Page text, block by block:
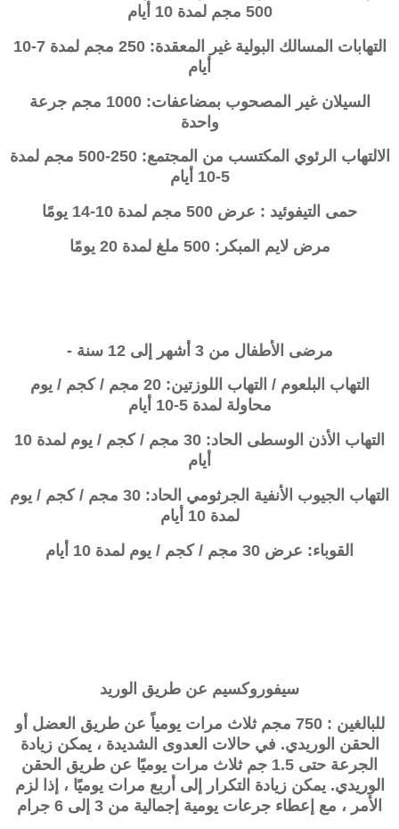
500 مجم لمدة 10 أيام
التهابات المسالك البولية غير المعقدة: 250 مجم لمدة 7-10
أيام
السيلان غير المصحوب بمضاعفات: 1000 مجم جرعة
واحدة
الالتهاب الرئوي المكتسب من المجتمع: 250-500 مجم لمدة
5-10 أيام
حمى التيفوئيد : عرض 500 مجم لمدة 10-14 يومًا
مرض لايم المبكر: 500 ملغ لمدة 20 يومًا
مرضى الأطفال من 3 أشهر إلى 12 سنة -
التهاب البلعوم / التهاب اللوزتين: 20 مجم / كجم / يوم
محاولة لمدة 5-10 أيام
التهاب الأذن الوسطى الحاد: 30 مجم / كجم / يوم لمدة 10
أيام
التهاب الجيوب الأنفية الجرثومي الحاد: 30 مجم / كجم / يوم
لمدة 10 أيام
القوباء: عرض 30 مجم / كجم / يوم لمدة 10 أيام
سيفوروكسيم عن طريق الوريد
للبالغين : 750 مجم ثلاث مرات يومياً عن طريق العضل أو
الحقن الوريدي. في حالات العدوى الشديدة ، يمكن زيادة
الجرعة حتى 1.5 جم ثلاث مرات يوميًا عن طريق الحقن
الوريدي. يمكن زيادة التكرار إلى أربع مرات يوميًا ، إذا لزم
الأمر ، مع إعطاء جرعات يومية إجمالية من 3 إلى 6 جرام